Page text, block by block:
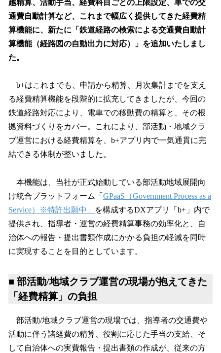
越精算、活動手当、経費科目ごとの上限設定、車での交
通費自動計算など、これまで幅広く提供してきた経費精
算機能に、新たに「鉄道経路の検索による交通費自動計
算機能（経路図の自動出力に対応）」を追加いたしまし
た。
b+はこれまでも、申請から精算、月次集計までを支え
る経費精算機能を段階的に拡充してきましたが、今回の
鉄道経路対応により、電車での移動費の精算と、その根
拠資料づくりをカバー。これにより、部活動・地域クラ
ブ運営における経費精算を、b+アプリ内で一気通貫に完
結できる体制が整いました。
本機能は、当社が正式始動している部活動地域展開向
け統合プラットフォーム「 GPaaS（Government Process as a
Service）※特許出願中」
を構成するDXアプリ「b+」内で
提供され、指導者・運営の経費精算事務の効率化と、自
治体への報告・提出書類作成にかかる負担の軽減を同時
に実現することを目的としています。
■ 部活動/地域クラブ運営の現場が抱えてきた
「経費精算」の負担
部活動/地域クラブ運営の現場では、指導者の交通費や
活動に伴う諸経費の精算、役割に応じた手当の支給、そ
して自治体への実費報告・提出書類の作成が、従来の方